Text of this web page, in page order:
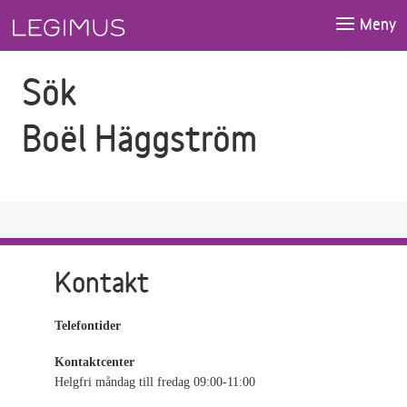
Meny
Sök
Boël Häggström
Kontakt
Telefontider
Kontaktcenter
Helgfri måndag till fredag 09:00-11:00